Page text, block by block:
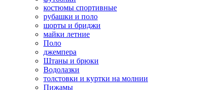
костюмы спортивные
рубашки и поло
шорты и бриджи
майки летние
Поло
джемпера
Штаны и брюки
Водолазки
толстовки и куртки на молнии
Пижамы